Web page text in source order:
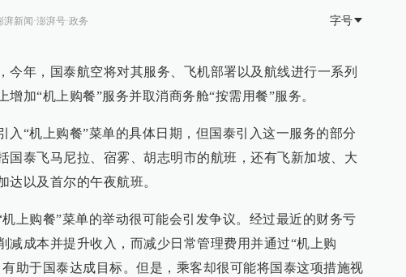
湃新闻·澎湃号·政务 字号
今年，国泰航空将对其服务、飞机部署以及航线进行一系列
增加“机上购餐”服务并取消商务舱“按需用餐”服务。
入“机上购餐”菜单的具体日期，但国泰引入这一服务的部分
国泰飞马尼拉、宿雾、胡志明市的航班，还有飞新加坡、大
达以及首尔的午夜航班。
上购餐”菜单的举动很可能会引发争议。经过最近的财务亏
减成本并提升收入，而减少日常管理费用并通过“机上购
助于国泰达成目标。但是，乘客却很可能将国泰这项措施视